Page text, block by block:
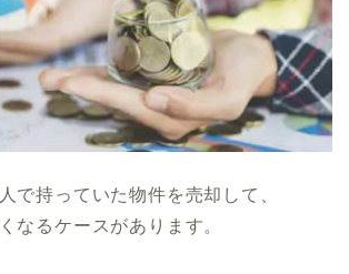
で持っていた物件を売却して、
なるケースがあります。